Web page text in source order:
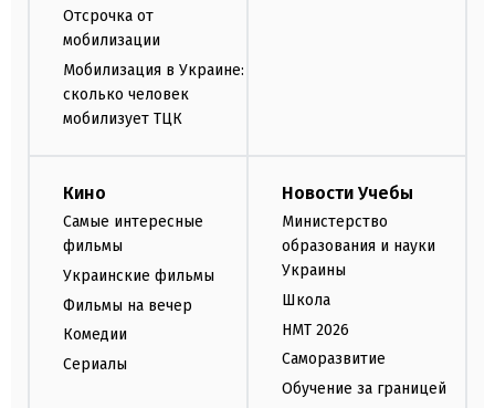
Отсрочка от
мобилизации
Мобилизация в Украине:
сколько человек
мобилизует ТЦК
Кино
Самые интересные
фильмы
Украинские фильмы
Фильмы на вечер
Комедии
Сериалы
Новости Учебы
Министерство
образования и науки
Украины
Школа
НМТ 2026
Саморазвитие
Обучение за границей